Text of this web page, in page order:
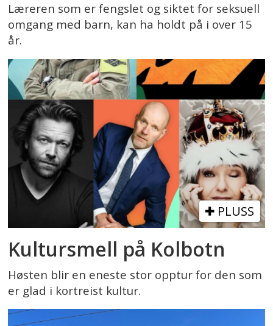
Læreren som er fengslet og siktet for seksuell
omgang med barn, kan ha holdt på i over 15
år.
PLUSS
Kultursmell på Kolbotn
Høsten blir en eneste stor opptur for den som
er glad i kortreist kultur.